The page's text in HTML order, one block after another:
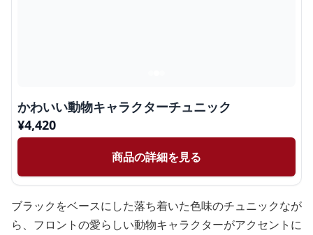
かわいい動物キャラクターチュニック
¥4,420
商品の詳細を見る
ブラックをベースにした落ち着いた色味のチュニックなが
ら、フロントの愛らしい動物キャラクターがアクセントに